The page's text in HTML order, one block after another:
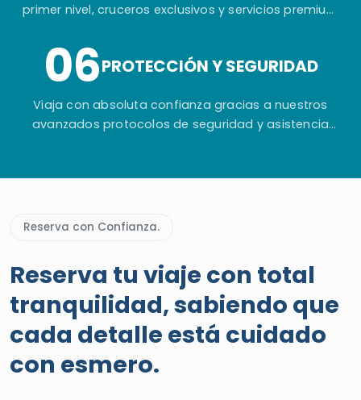
primer nivel, cruceros exclusivos y servicios premium
06PROTECCIÓN Y SEGURIDAD
Viaja con absoluta confianza gracias a nuestros
avanzados protocolos de seguridad y asistencia
Reserva con Confianza.
Reserva tu viaje con total
tranquilidad, sabiendo que
cada detalle está cuidado
con esmero.